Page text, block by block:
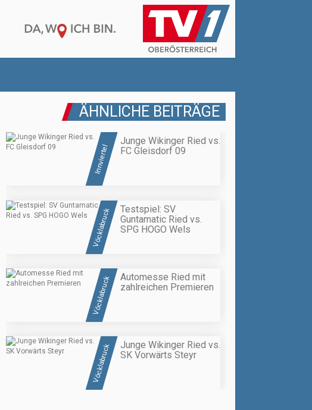
ÄHNLICHE BEITRÄGE
Innviertel
Junge Wikinger Ried vs.
FC Gleisdorf 09
Vöcklabruck
Testspiel: SV
Guntamatic Ried vs.
SPG HOGO Wels
Vöcklabruck
Automesse Ried mit
zahlreichen Premieren
Vöcklabruck
Junge Wikinger Ried vs.
SK Vorwärts Steyr